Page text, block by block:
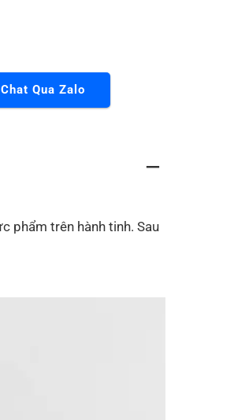
Chat Qua Zalo
phẩm trên hành tinh. Sau